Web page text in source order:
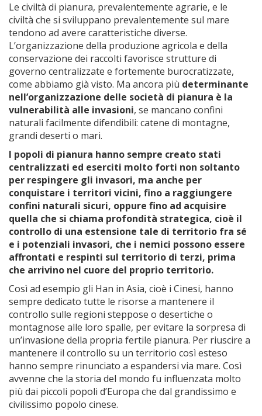
Le civiltà di pianura, prevalentemente agrarie, e le
civiltà che si sviluppano prevalentemente sul mare
tendono ad avere caratteristiche diverse.
L’organizzazione della produzione agricola e della
conservazione dei raccolti favorisce strutture di
governo centralizzate e fortemente burocratizzate,
come abbiamo già visto. Ma ancora più determinante
nell’organizzazione delle società di pianura è la
vulnerabilità alle invasioni, se mancano confini
naturali facilmente difendibili: catene di montagne,
grandi deserti o mari.
I popoli di pianura hanno sempre creato stati
centralizzati ed eserciti molto forti non soltanto
per respingere gli invasori, ma anche per
conquistare i territori vicini, fino a raggiungere
confini naturali sicuri, oppure fino ad acquisire
quella che si chiama profondità strategica, cioè il
controllo di una estensione tale di territorio fra sé
e i potenziali invasori, che i nemici possono essere
affrontati e respinti sul territorio di terzi, prima
che arrivino nel cuore del proprio territorio.
Così ad esempio gli Han in Asia, cioè i Cinesi, hanno
sempre dedicato tutte le risorse a mantenere il
controllo sulle regioni steppose o desertiche o
montagnose alle loro spalle, per evitare la sorpresa di
un’invasione della propria fertile pianura. Per riuscire a
mantenere il controllo su un territorio così esteso
hanno sempre rinunciato a espandersi via mare. Così
avvenne che la storia del mondo fu influenzata molto
più dai piccoli popoli d’Europa che dal grandissimo e
civilissimo popolo cinese.